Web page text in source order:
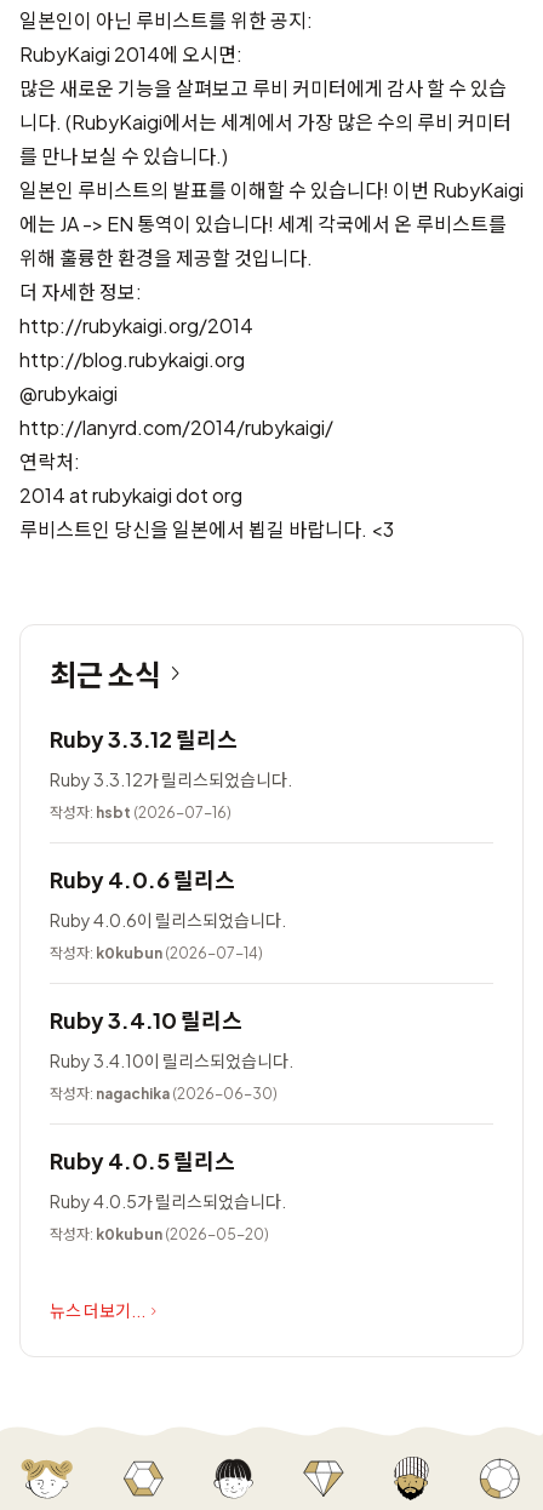
일본인이 아닌 루비스트를 위한 공지:
RubyKaigi 2014에 오시면:
많은 새로운 기능을 살펴보고 루비 커미터에게 감사 할 수 있습
니다. (RubyKaigi에서는 세계에서 가장 많은 수의 루비 커미터
를 만나 보실 수 있습니다.)
일본인 루비스트의 발표를 이해할 수 있습니다! 이번 RubyKaigi
에는 JA -> EN 통역이 있습니다! 세계 각국에서 온 루비스트를
위해 훌륭한 환경을 제공할 것입니다.
더 자세한 정보:
http://rubykaigi.org/2014
http://blog.rubykaigi.org
@rubykaigi
http://lanyrd.com/2014/rubykaigi/
연락처:
2014 at rubykaigi dot org
루비스트인 당신을 일본에서 뵙길 바랍니다. <3
최근 소식
Ruby 3.3.12 릴리스
Ruby 3.3.12가 릴리스되었습니다.
작성자: hsbt (2026-07-16)
Ruby 4.0.6 릴리스
Ruby 4.0.6이 릴리스되었습니다.
작성자: k0kubun (2026-07-14)
Ruby 3.4.10 릴리스
Ruby 3.4.10이 릴리스되었습니다.
작성자: nagachika (2026-06-30)
Ruby 4.0.5 릴리스
Ruby 4.0.5가 릴리스되었습니다.
작성자: k0kubun (2026-05-20)
뉴스 더보기...